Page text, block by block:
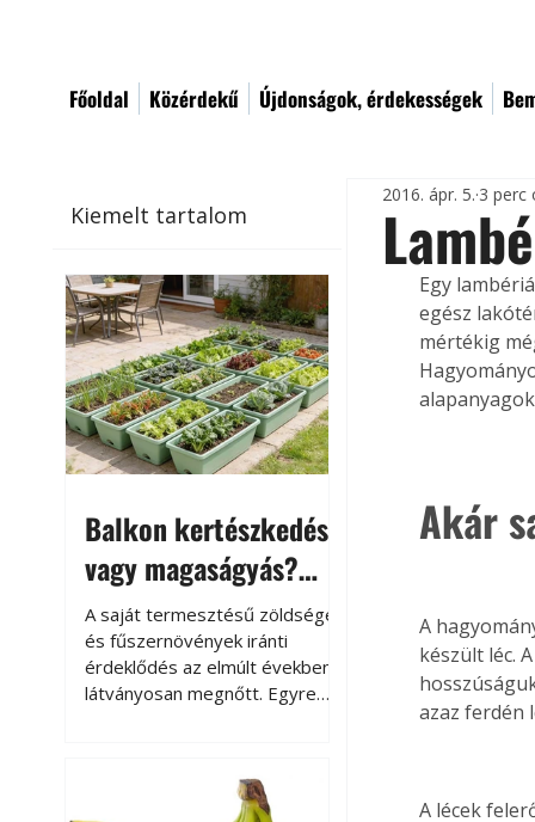
Főoldal Közérdekű Újdonságok, érdekességek
Kiemelt tartalom
Balkon kertészkedés
vagy magaságyás?
Helytakarékos
kertészkedés
A saját termesztésű zöldségek
és fűszernövények iránti
érdeklődés az elmúlt években
látványosan megnőtt. Egyre
kertészkedés sokak számára
2016. ápr. 5. 3 perc
Egy
egész
mértékig
Akár
A
készült léc.
azaz ferdén
A lécek